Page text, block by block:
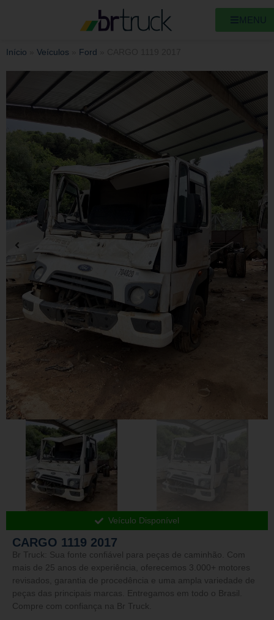
MENU
Início Veículos Ford
Veículo Disponível
CARGO 1119 2017
Br Truck: Sua fonte confiável para peças de caminhão. Com
mais de 25 anos de experiência, oferecemos 3.000+ motores
revisados, garantia de procedência e uma ampla variedade de
peças das principais marcas. Entregamos em todo o Brasil.
Compre com confiança na Br Truck.